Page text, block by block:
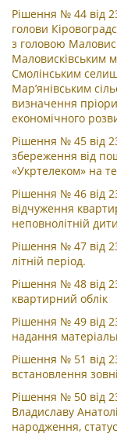
Рішення № 44 від
голови
з головою
Маловисківським
Смолінським
Мар’янівським
визначення
економічного
Рішення № 45 від
збереження від
«Укртелеком» на
Рішення № 46 від
відчуження
неповнолітній
Рішення № 47 від
літній період.
Рішення № 48 від
квартирний облік
Рішення № 49 від
надання
Рішення № 51 від
встановлення
Рішення № 50 від
Владиславу
народження,